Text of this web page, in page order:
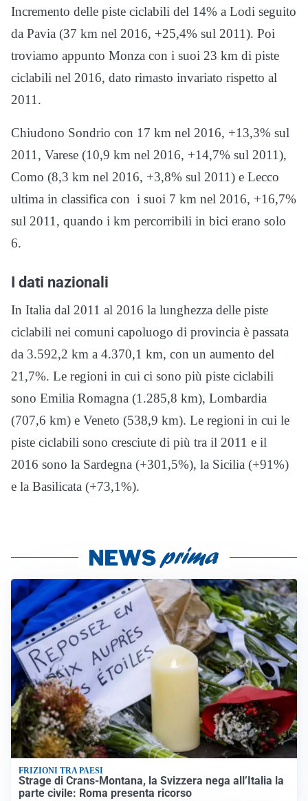
Incremento delle piste ciclabili del 14% a Lodi seguito
da Pavia (37 km nel 2016, +25,4% sul 2011). Poi
troviamo appunto Monza con i suoi 23 km di piste
ciclabili nel 2016, dato rimasto invariato rispetto al
2011.
Chiudono Sondrio con 17 km nel 2016, +13,3% sul
2011, Varese (10,9 km nel 2016, +14,7% sul 2011),
Como (8,3 km nel 2016, +3,8% sul 2011) e Lecco
ultima in classifica con i suoi 7 km nel 2016, +16,7%
sul 2011, quando i km percorribili in bici erano solo
6.
I dati nazionali
In Italia dal 2011 al 2016 la lunghezza delle piste
ciclabili nei comuni capoluogo di provincia è passata
da 3.592,2 km a 4.370,1 km, con un aumento del
21,7%. Le regioni in cui ci sono più piste ciclabili
sono Emilia Romagna (1.285,8 km), Lombardia
(707,6 km) e Veneto (538,9 km). Le regioni in cui le
piste ciclabili sono cresciute di più tra il 2011 e il
2016 sono la Sardegna (+301,5%), la Sicilia (+91%)
e la Basilicata (+73,1%).
FRIZIONI TRA PAESI
Strage di Crans-Montana, la Svizzera nega all’Italia la
parte civile: Roma presenta ricorso